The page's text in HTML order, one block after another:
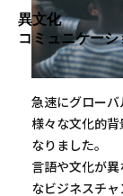
異文化
コミュニケーシ
急速にグロー
様々な文化的
なりました。
言語や文化が
なビジネスチャ